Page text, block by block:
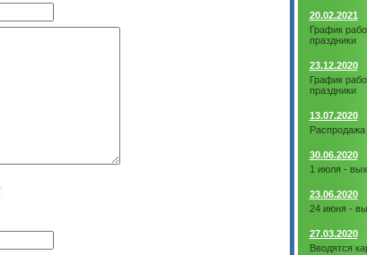
20.02.2021
График
праздники
23.12.2020
График
праздники
13.07.2020
30.06.2020
1 июля -
23.06.2020
24 июня -
27.03.2020
Вводятся